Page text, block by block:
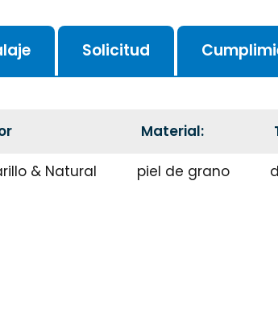
Solicitud
Material:
& Natural piel de grano